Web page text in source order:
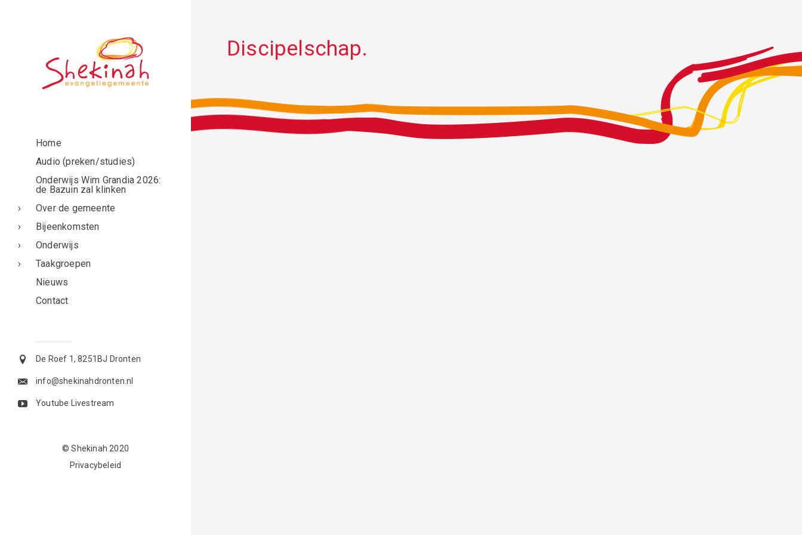
Home
Audio (preken/studies)
Onderwijs Wim Grandia 2026:
de Bazuin zal klinken
Over de gemeente
Bijeenkomsten
Onderwijs
Taakgroepen
Nieuws
Contact
De Roef 1, 8251BJ Dronten
info@shekinahdronten.nl
Youtube Livestream
© Shekinah 2020
Privacybeleid
Discipelschap.